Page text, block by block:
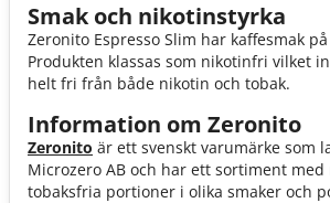
Smak och nikotinstyrka
Zeronito Espresso Slim har kaffesmak
Produkten klassas som nikotinfri vilket
helt fri från både nikotin och tobak.
Information om Zeronito
Zeronito är ett svenskt varumärke som
Microzero AB och har ett sortiment
tobaksfria portioner i olika smaker och